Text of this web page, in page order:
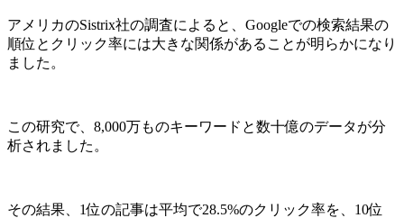
アメリカのSistrix社の調査によると、Googleでの検索結果の
順位とクリック率には大きな関係があることが明らかになり
ました。
この研究で、8,000万ものキーワードと数十億のデータが分
析されました。
その結果、1位の記事は平均で28.5%のクリック率を、10位